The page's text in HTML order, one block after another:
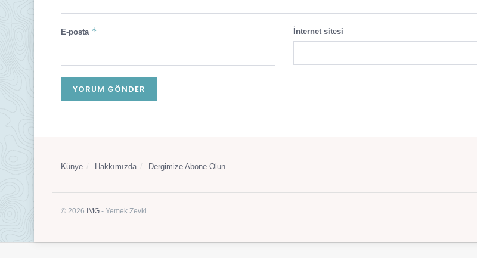
E-posta * İnternet sitesi
Künye Hakkımızda Dergimize Abone Olun
© 2026 IMG - Yemek Zevki